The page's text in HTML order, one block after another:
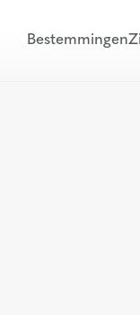
Bestemmingen